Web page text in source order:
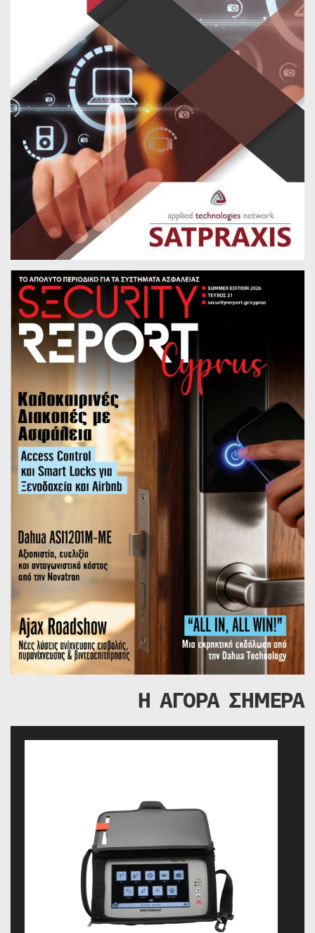
Η ΑΓΟΡΑ ΣΗΜΕΡΑ